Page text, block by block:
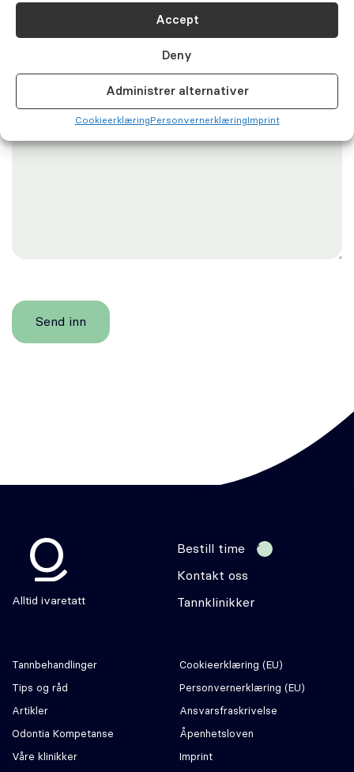
Accept
Deny
Administrer alternativer
Cookie­erklæringPersonvernerklæringImprint
Alltid ivaretatt
Bestill time
Kontakt oss
Tannklinikker
Tannbehandlinger
Tips og råd
Artikler
Odontia Kompetanse
Våre klinikker
Cookie­erklæring (EU)
Personvernerklæring (EU)
Ansvars­fraskrivelse
Åpenhetsloven
Imprint